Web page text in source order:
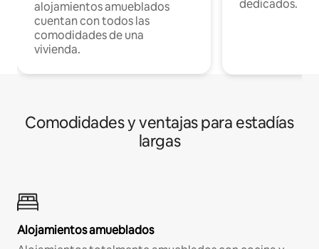
alojamientos amueblados
cuentan con todos las
comodidades de una
vivienda.
dedicados.
Comodidades y ventajas para estadías
largas
Alojamientos amueblados